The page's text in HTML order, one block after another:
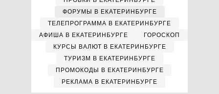
ФОРУМЫ В ЕКАТЕРИНБУРГЕ
ТЕЛЕПРОГРАММА В ЕКАТЕРИНБУРГЕ
АФИША В ЕКАТЕРИНБУРГЕ
ГОРОСКОП
КУРСЫ ВАЛЮТ В ЕКАТЕРИНБУРГЕ
ТУРИЗМ В ЕКАТЕРИНБУРГЕ
ПРОМОКОДЫ В ЕКАТЕРИНБУРГЕ
РЕКЛАМА В ЕКАТЕРИНБУРГЕ